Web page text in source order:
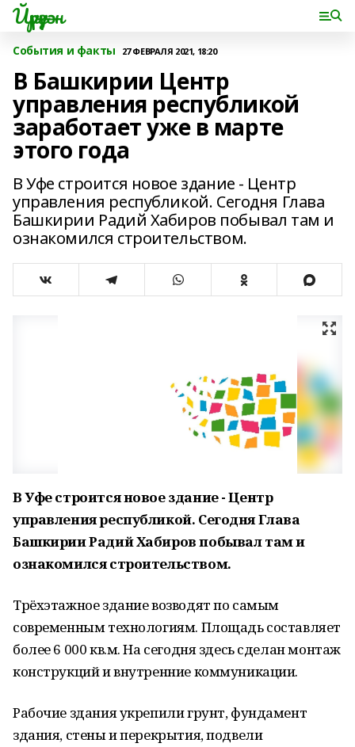
Йүрүҙән
События и факты 27 ФЕВРАЛЯ 2021, 18:20
В Башкирии Центр
управления республикой
заработает уже в марте
этого года
В Уфе строится новое здание - Центр
управления республикой. Сегодня Глава
Башкирии Радий Хабиров побывал там и
ознакомился строительством.
В Уфе строится новое здание - Центр
управления республикой. Сегодня Глава
Башкирии Радий Хабиров побывал там и
ознакомился строительством.
Трёхэтажное здание возводят по самым
современным технологиям. Площадь составляет
более 6 000 кв.м. На сегодня здесь сделан монтаж
конструкций и внутренние коммуникации.
Рабочие здания укрепили грунт, фундамент
здания, стены и перекрытия, подвели